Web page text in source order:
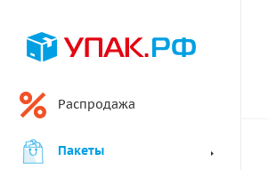
Распродажа
Пакеты